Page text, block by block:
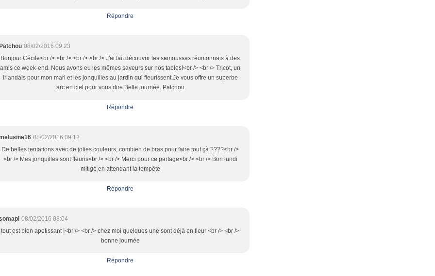
Répondre
08/02/2016 09:23
Bonjour Cécile<br /> <br /> <br /> <br /> J'ai fait découvrir les samoussas réunionnais à des
amis ce week-end. Nous avons eu les mêmes saveurs sur nos tables!<br /> <br /> Tricot, un
Irlandais pour mon mari et les jonquilles au jardin qui fleurissent.Je vous offre un superbe
arc en ciel pour vous dire Belle journée. Patchou
Répondre
08/02/2016 09:12
De belles tentations avec de jolies couleurs, combien de bras pour faire tout çà ????<br />
<br /> Mes jonquilles sont fleuris<br /> <br /> Merci pour ce partage<br /> <br /> Bon lundi
mitigé en attendant la tempête
Répondre
08/02/2016 08:04
tout est bien apetissant !<br /> <br /> chez moi quelques une sont déjà en fleur <br /> <br />
bonne journée
Répondre